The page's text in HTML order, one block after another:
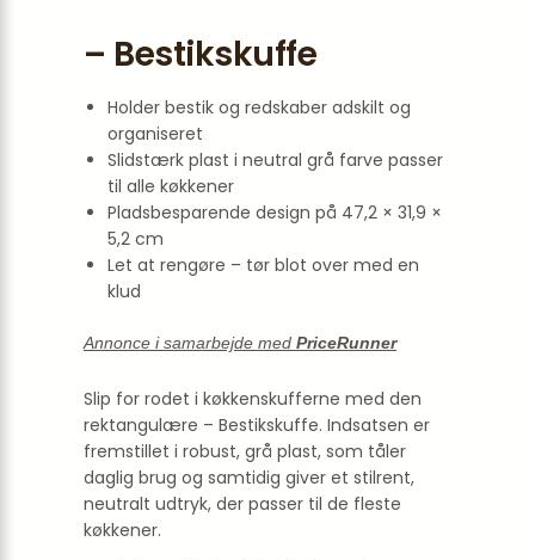
– Bestikskuffe
Holder bestik og redskaber adskilt og
organiseret
Slidstærk plast i neutral grå farve passer
til alle køkkener
Pladsbesparende design på 47,2 × 31,9 ×
5,2 cm
Let at rengøre – tør blot over med en
klud
Annonce i samarbejde med PriceRunner
Slip for rodet i køkkenskufferne med den
rektangulære – Bestikskuffe. Indsatsen er
fremstillet i robust, grå plast, som tåler
daglig brug og samtidig giver et stilrent,
neutralt udtryk, der passer til de fleste
køkkener.